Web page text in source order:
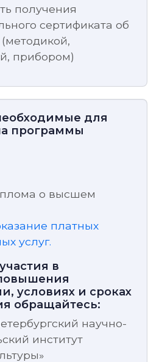
получения
сертификата об
прибором)
для
программы
о высшем
платных
услуг.
в
условиях и сроках
обращайтесь:
научно-
институт